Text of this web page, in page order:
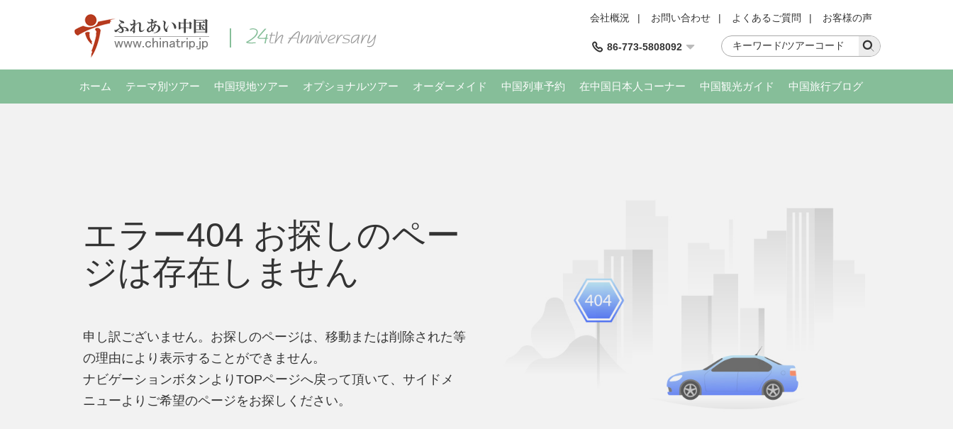
会社概況 | お問い合わせ | よくあるご質問 | お客様の声
86-773-5808092
ホーム テーマ別ツアー 中国現地ツアー オプショナルツアー オーダーメイド 中国列車予約 在中国日本人コーナー 中国観光ガイド 中国旅行ブログ
エラー404 お探しのペー
ジは存在しません
申し訳ございません。お探しのページは、移動または削除された等
の理由により表示することができません。
ナビゲーションボタンよりTOPページへ戻って頂いて、サイドメ
ニューよりご希望のページをお探しください。